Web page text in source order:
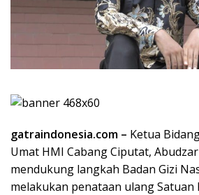
gatraindonesia.com – Ketua
Umat HMI Cabang Ciputat,
mendukung langkah Badan Gizi
melakukan penataan ulang Satuan